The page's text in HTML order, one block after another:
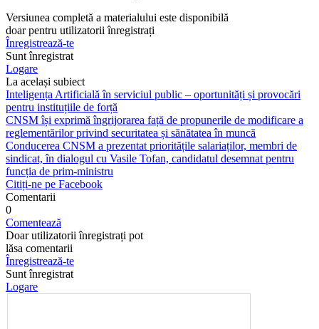
Versiunea completă a materialului este disponibilă
doar pentru utilizatorii înregistrați
Înregistrează-te
Sunt înregistrat
Logare
La același subiect
Inteligența Artificială în serviciul public – oportunități și provocări
pentru instituțiile de forță
CNSM își exprimă îngrijorarea față de propunerile de modificare a
reglementărilor privind securitatea și sănătatea în muncă
Conducerea CNSM a prezentat prioritățile salariaților, membri de
sindicat, în dialogul cu Vasile Tofan, candidatul desemnat pentru
funcția de prim-ministru
Citiți-ne pe Facebook
Comentarii
0
Comentează
Doar utilizatorii înregistrați pot
lăsa comentarii
Înregistrează-te
Sunt înregistrat
Logare